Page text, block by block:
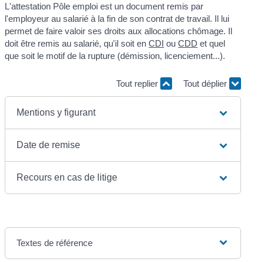
L'attestation Pôle emploi est un document remis par
l'employeur au salarié à la fin de son contrat de travail. Il lui
permet de faire valoir ses droits aux allocations chômage. Il
doit être remis au salarié, qu'il soit enCDI ouCDD et quel
que soit le motif de la rupture (démission, licenciement...).
Tout replier Tout déplier
Mentions y figurant
Date de remise
Recours en cas de litige
Textes de référence